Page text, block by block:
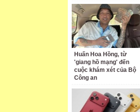
Huấn Hoa Hồng, từ
'giang hồ mạng' đến
cuộc khám xét của Bộ
Công an